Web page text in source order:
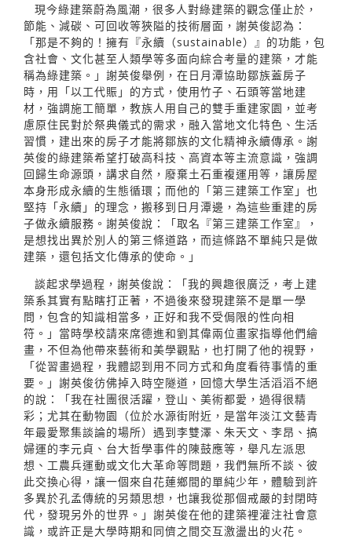
現今綠建築蔚為風潮，很多人對綠建築的觀念僅止於，
節能、減碳、可回收等狹隘的技術層面，謝英俊認為：
「那是不夠的！擁有『永續（sustainable）』的功能，包
含社會、文化甚至人類學等多面向綜合考量的建築，才能
稱為綠建築。」謝英俊舉例，在日月潭協助鄒族蓋房子
時，用「以工代賑」的方式，使用竹子、石頭等當地建
材，強調施工簡單，教族人用自己的雙手重建家園，並考
慮原住民對於祭典儀式的需求，融入當地文化特色、生活
習慣，建出來的房子才能將鄒族的文化精神永續傳承。謝
英俊的綠建築希望打破高科技、高資本等主流意識，強調
回歸生命源頭，講求自然，廢棄土石重複運用等，讓房屋
本身形成永續的生態循環；而他的「第三建築工作室」也
堅持「永續」的理念，搬移到日月潭邊，為這些重建的房
子做永續服務。謝英俊說：「取名『第三建築工作室』，
是想找出異於別人的第三條道路，而這條路不單純只是做
建築，還包括文化傳承的使命。」
談起求學過程，謝英俊說：「我的興趣很廣泛，考上建
築系其實有點瞎打正著，不過後來發現建築不是單一學
問，包含的知識相當多，正好和我不受侷限的性向相
符。」當時學校請來席德進和劉其偉兩位畫家指導他們繪
畫，不但為他帶來藝術和美學觀點，也打開了他的視野，
「從習畫過程，我體認到用不同方式和角度看待事情的重
要。」謝英俊彷佛掉入時空隧道，回憶大學生活滔滔不絕
的說：「我在社團很活躍，登山、美術都愛，過得很精
彩；尤其在動物園（位於水源街附近，是當年淡江文藝青
年最愛聚集談論的場所）遇到李雙澤、朱天文、李昂、搞
婦運的李元貞、台大哲學事件的陳鼓應等，舉凡左派思
想、工農兵運動或文化大革命等問題，我們無所不談、彼
此交換心得，讓一個來自花蓮鄉間的單純少年，體驗到許
多異於孔孟傳統的另類思想，也讓我從那個戒嚴的封閉時
代，發現另外的世界。」謝英俊在他的建築裡灌注社會意
識，或許正是大學時期和同儕之間交互激盪出的火花。